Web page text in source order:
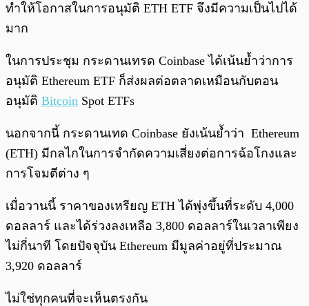
ทำให้โอกาสในการอนุมัติ ETH ETF จึงมีความเป็นไปได้
มาก
ในการประชุม กระดานเทรด Coinbase ได้เน้นย้ำว่าการ
อนุมัติ Ethereum ETF ก็ส่งผลต่อตลาดเหมือนกับตอน
อนุมัติ Bitcoin Spot ETFs
นอกจากนี้ กระดานเทด Coinbase ยังเน้นย้ำว่า Ethereum
(ETH) มีกลไกในการจำกัดความเสี่ยงต่อการฉ้อโกงและ
การโจมตีต่าง ๆ
เมื่อวานนี้ ราคาของเหรียญ ETH ได้พุ่งขึ้นที่ระดับ 4,000
ดอลลาร์ และได้ร่วงลงเหลือ 3,800 ดอลลาร์ในเวลาเพียง
ไม่กี่นาที โดยปัจจุบัน Ethereum มีมูลค่าอยู่ที่ประมาณ
3,920 ดอลลาร์
ไม่ใช่ทุกคนที่จะเห็นตรงกัน